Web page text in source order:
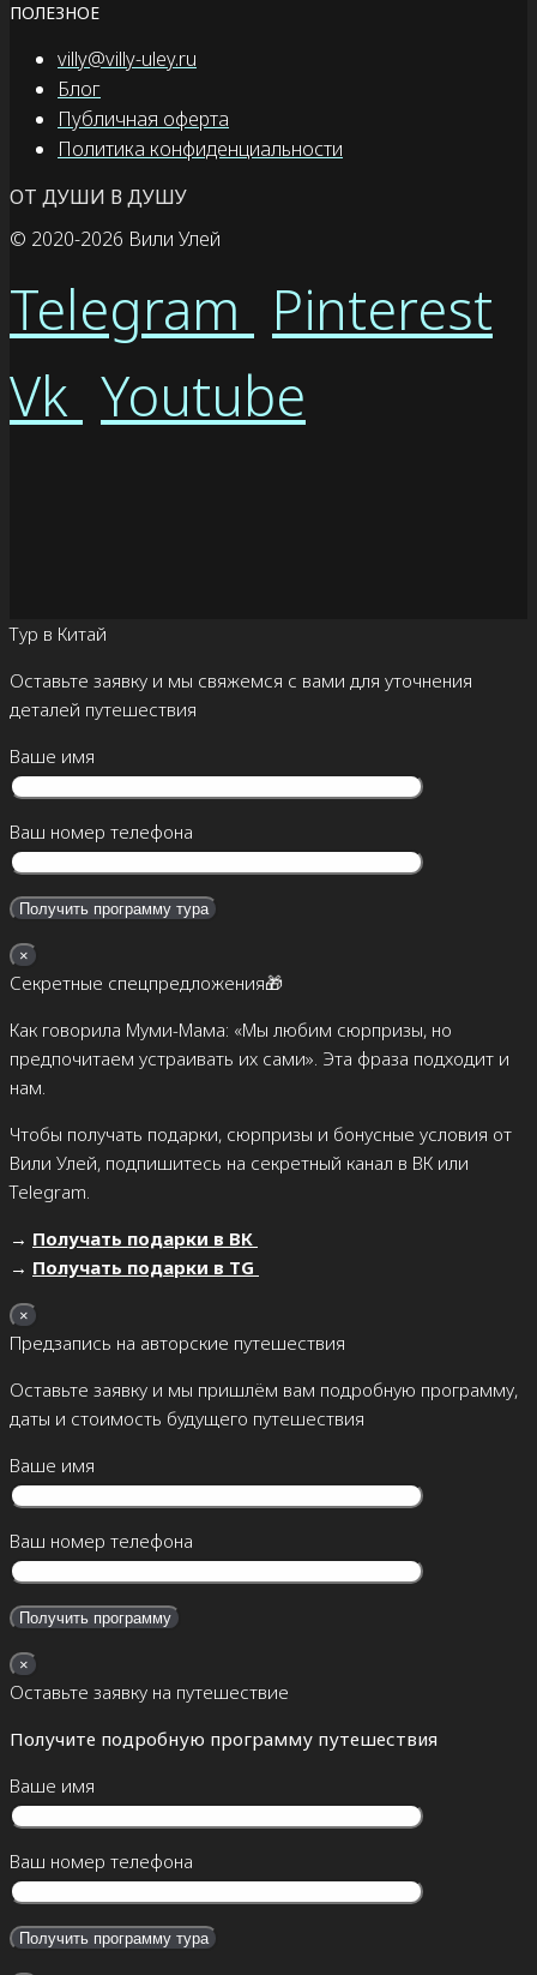
ПОЛЕЗНОЕ
villy@villy-uley.ru
Блог
Публичная оферта
Политика конфиденциальности
ОТ ДУШИ В ДУШУ
© 2020-2026 Вили Улей
Telegram Pinterest
Vk Youtube
Тур в Китай
Оставьте заявку и мы свяжемся с вами для уточнения
деталей путешествия
Ваше имя
Ваш номер телефона
×
Секретные спецпредложения🎁
Как говорила Муми-Мама: «Мы любим сюрпризы, но
предпочитаем устраивать их сами». Эта фраза подходит и
нам.
Чтобы получать подарки, сюрпризы и бонусные условия от
Вили Улей, подпишитесь на секретный канал в ВК или
Telegram.
→ Получать подарки в ВК
→ Получать подарки в TG
×
Предзапись на авторские путешествия
Оставьте заявку и мы пришлём вам подробную программу,
даты и стоимость будущего путешествия
Ваше имя
Ваш номер телефона
×
Оставьте заявку на путешествие
Получите подробную программу путешествия
Ваше имя
Ваш номер телефона